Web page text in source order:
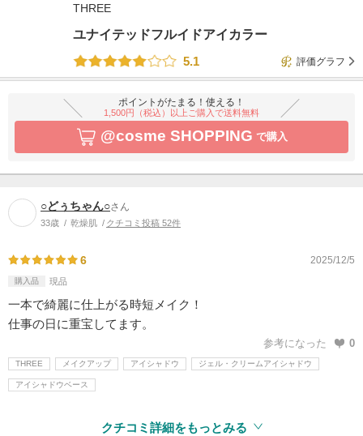
THREE
ユナイテッドフルイドアイカラー
5.1
評価グラフ
ポイントがたまる！使える！
1,500円（税込）以上ご購入で送料無料
@cosme SHOPPING で購入
○どぅちゃん○さん
33歳 乾燥肌 クチコミ投稿 52件
6 2025/12/5
購入品 現品
一本で綺麗に仕上がる時短メイク！
仕事の日に重宝してます。
参考になった 0
THREE メイクアップ アイシャドウ ジェル・クリームアイシャドウ
アイシャドウベース
クチコミ詳細をもっとみる